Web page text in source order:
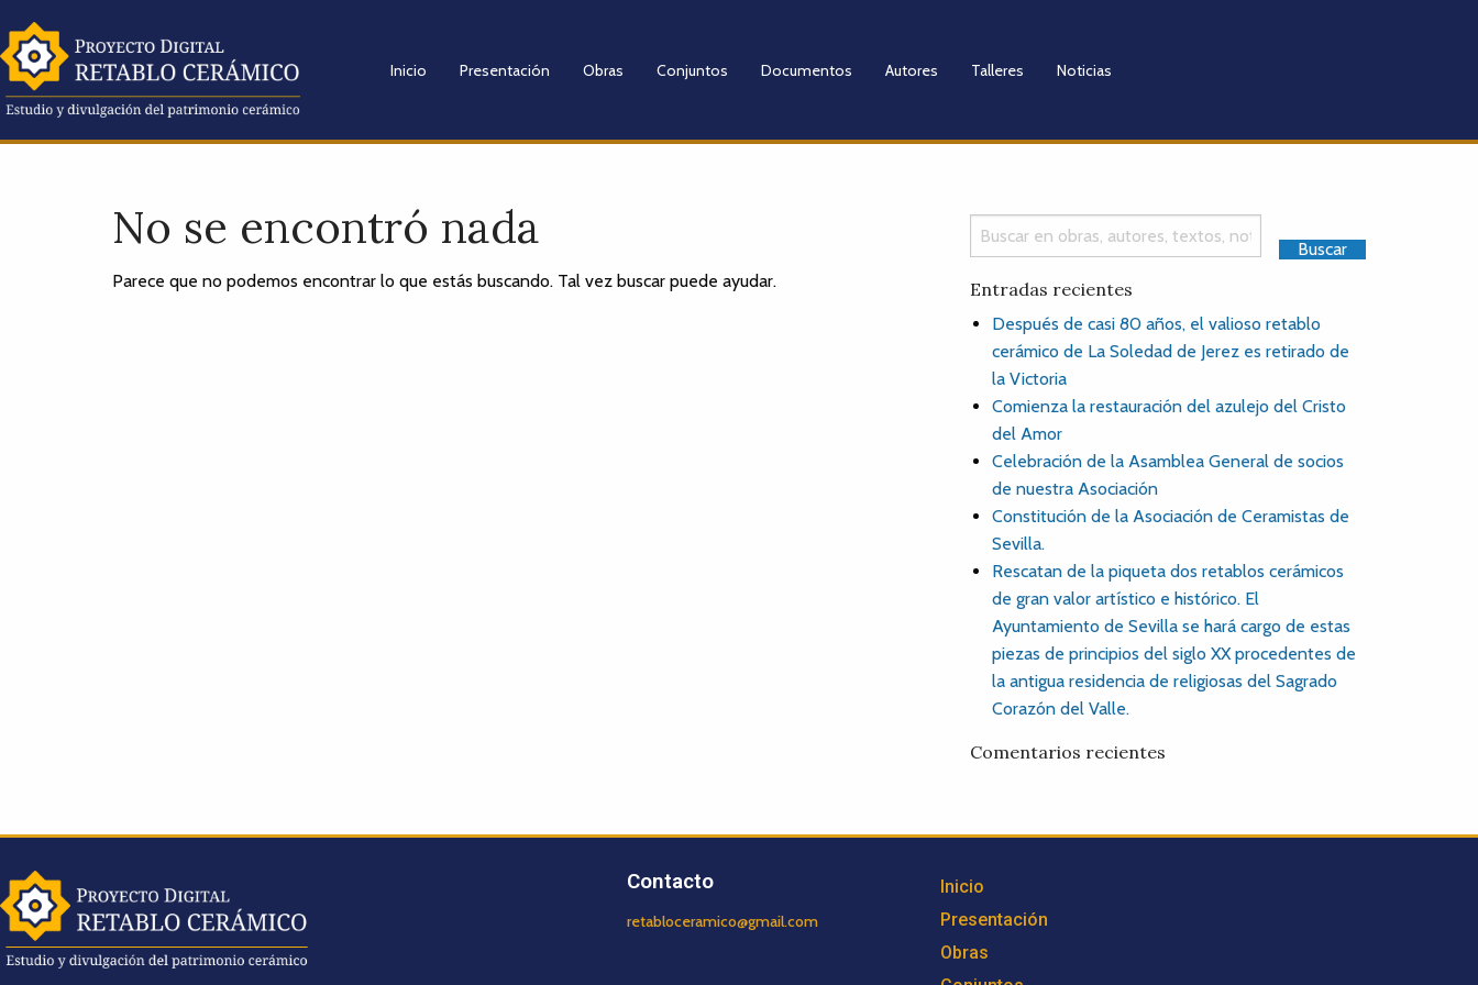
Inicio Presentación Obras Conjuntos Documentos Autores Talleres Noticias
No se encontró nada
Parece que no podemos encontrar lo que estás buscando. Tal vez buscar puede ayudar. Entradas recientes
Después de casi 80 años, el valioso retablo
cerámico de La Soledad de Jerez es retirado de
la Victoria
Comienza la restauración del azulejo del Cristo
del Amor
Celebración de la Asamblea General de socios
de nuestra Asociación
Constitución de la Asociación de Ceramistas de
Sevilla.
Rescatan de la piqueta dos retablos cerámicos
de gran valor artístico e histórico. El
Ayuntamiento de Sevilla se hará cargo de estas
piezas de principios del siglo XX procedentes de
la antigua residencia de religiosas del Sagrado
Corazón del Valle.
Comentarios recientes
Contacto
retabloceramico@gmail.com
Inicio
Presentación
Obras